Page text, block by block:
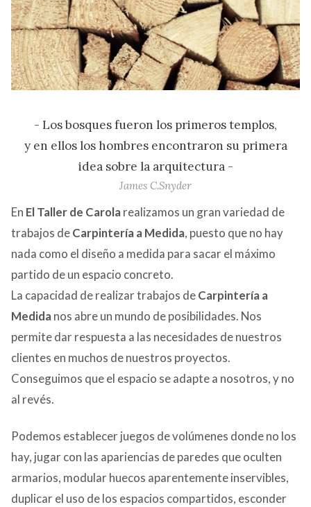
CONTACTO
- Los bosques fueron los primeros templos,
y en ellos los hombres encontraron su primera
idea sobre la arquitectura -
James C.Snyder
En El Taller de Carolarealizamos un gran variedad de
trabajos deCarpintería a Medida, puesto que no hay
nada como el diseño a medida para sacar el máximo
partido de un espacio concreto.
La capacidad de realizar trabajos deCarpintería a
Medidanos abre un mundo de posibilidades. Nos
permite dar respuesta a las necesidades de nuestros
clientes en muchos de nuestros proyectos.
Conseguimos que el espacio se adapte a nosotros, y no
al revés.
Podemos establecer juegos de volúmenes donde no los
hay, jugar con las apariencias de paredes que oculten
armarios, modular huecos aparentemente inservibles,
duplicar el uso de los espacios compartidos, esconder